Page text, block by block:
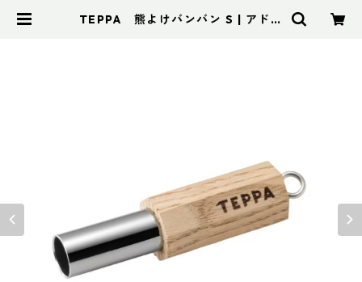
TEPPA 熊よけバンバン S | アドス